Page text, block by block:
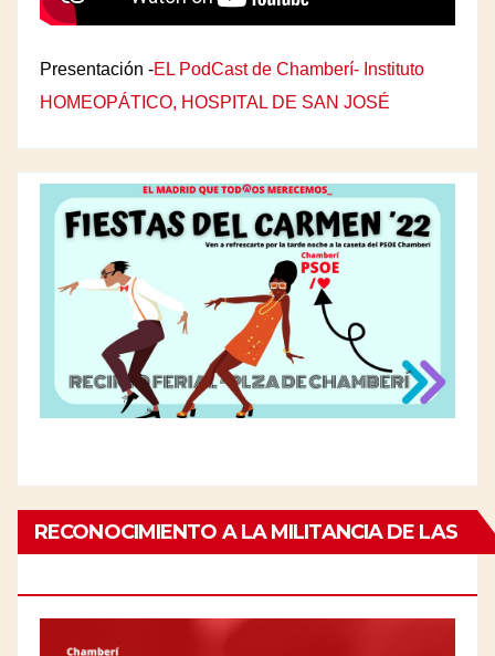
Presentación -EL PodCast de Chamberí- Instituto
HOMEOPÁTICO, HOSPITAL DE SAN JOSÉ
RECONOCIMIENTO A LA MILITANCIA DE LAS